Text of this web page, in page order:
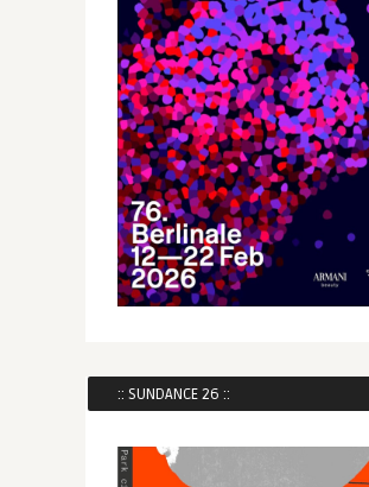
:: SUNDANCE 26 ::